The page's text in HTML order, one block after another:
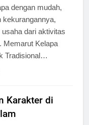
dengan mudah,
kekurangannya,
dari aktivitas
Memarut Kelapa
Tradisional…
Karakter di